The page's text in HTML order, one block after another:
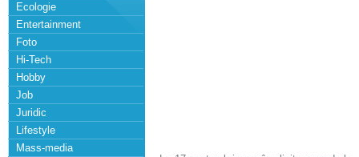
Ecologie
Entertainment
Foto
Hi-Tech
Hobby
Job
Juridic
Lifestyle
Mass-media